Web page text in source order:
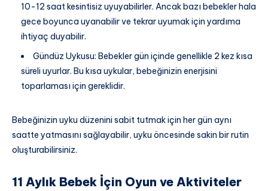
10-12 saat kesintisiz uyuyabilirler. Ancak bazı bebekler hala
gece boyunca uyanabilir ve tekrar uyumak için yardıma
ihtiyaç duyabilir.
Gündüz Uykusu: Bebekler gün içinde genellikle 2 kez kısa
süreli uyurlar. Bu kısa uykular, bebeğinizin enerjisini
toparlaması için gereklidir.
Bebeğinizin uyku düzenini sabit tutmak için her gün aynı
saatte yatmasını sağlayabilir, uyku öncesinde sakin bir rutin
oluşturabilirsiniz.
11 Aylık Bebek İçin Oyun ve Aktiviteler